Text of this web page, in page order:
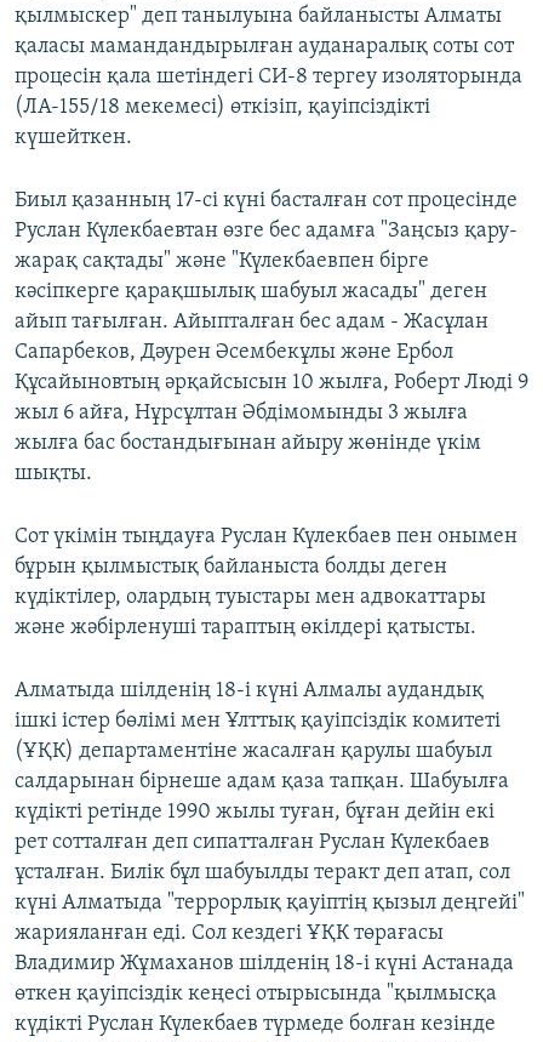
қылмыскер" деп танылуына байланысты Алматы
қаласы мамандандырылған ауданаралық соты сот
процесін қала шетіндегі СИ-8 тергеу изоляторында
(ЛА-155/18 мекемесі) өткізіп, қауіпсіздікті
күшейткен.
Биыл қазанның 17-сі күні басталған сот процесінде
Руслан Күлекбаевтан өзге бес адамға "Заңсыз қару-
жарақ сақтады" және "Күлекбаевпен бірге
кәсіпкерге қарақшылық шабуыл жасады" деген
айып тағылған. Айыпталған бес адам - Жасұлан
Сапарбеков, Дәурен Әсембекұлы және Ербол
Құсайыновтың әрқайсысын 10 жылға, Роберт Люді 9
жыл 6 айға, Нұрсұлтан Әбдімомынды 3 жылға
жылға бас бостандығынан айыру жөнінде үкім
шықты.
Сот үкімін тыңдауға Руслан Күлекбаев пен онымен
бұрын қылмыстық байланыста болды деген
күдіктілер, олардың туыстары мен адвокаттары
және жәбірленуші тараптың өкілдері қатысты.
Алматыда шілденің 18-і күні Алмалы аудандық
ішкі істер бөлімі мен Ұлттық қауіпсіздік комитеті
(ҰҚК) департаментіне жасалған қарулы шабуыл
салдарынан бірнеше адам қаза тапқан. Шабуылға
күдікті ретінде 1990 жылы туған, бұған дейін екі
рет сотталған деп сипатталған Руслан Күлекбаев
ұсталған. Билік бұл шабуылды теракт деп атап, сол
күні Алматыда "террорлық қауіптің қызыл деңгейі"
жарияланған еді. Сол кездегі ҰҚК төрағасы
Владимир Жұмаханов шілденің 18-і күні Астанада
өткен қауіпсіздік кеңесі отырысында "қылмысқа
күдікті Руслан Күлекбаев түрмеде болған кезінде